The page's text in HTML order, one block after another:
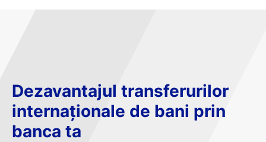
Dezavantajul transferurilor
internaționale de bani prin
banca ta